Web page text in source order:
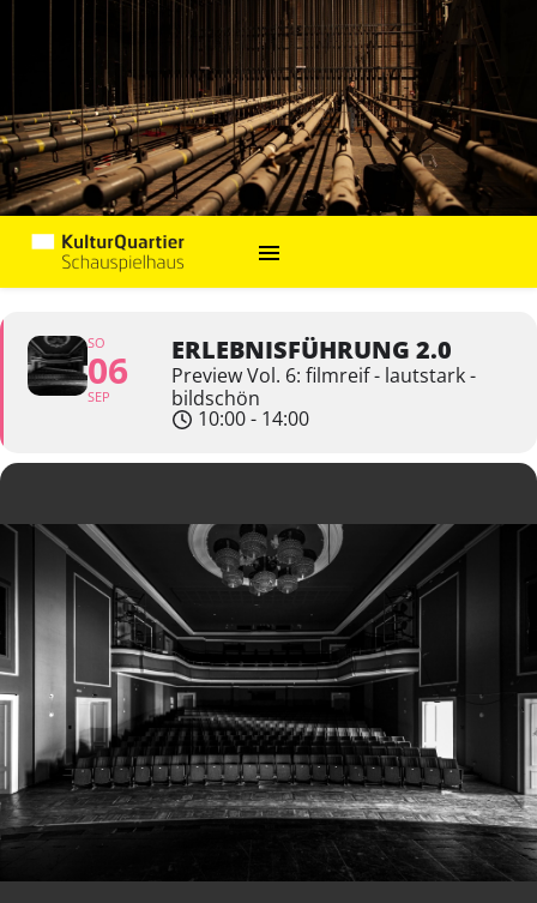
SO
06
SEP
ERLEBNISFÜHRUNG 2.0
Preview Vol. 6: filmreif - lautstark -
bildschön
10:00 - 14:00